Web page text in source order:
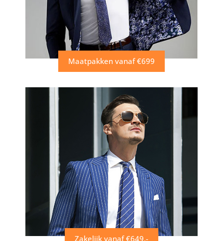
Maatpakken vanaf €699
Zakelijk vanaf €649,-